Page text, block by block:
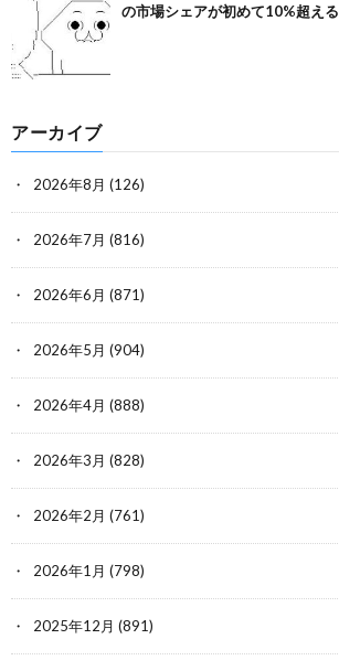
の市場シェアが初めて10%超える
アーカイブ
2026年8月 (126)
2026年7月 (816)
2026年6月 (871)
2026年5月 (904)
2026年4月 (888)
2026年3月 (828)
2026年2月 (761)
2026年1月 (798)
2025年12月 (891)